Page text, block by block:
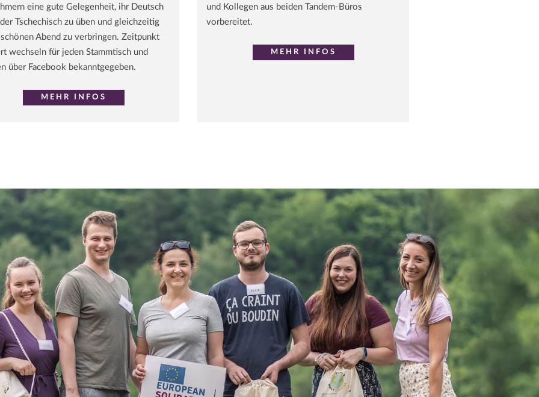
eine gute Gelegenheit, ihr Deutsch
Tschechisch zu üben und gleichzeitig
Abend zu verbringen. Zeitpunkt
wechseln für jeden Stammtisch und
über Facebook bekanntgegeben.
MEHR INFOS
und Kollegen aus beiden Tandem-Büros
vorbereitet.
MEHR INFOS